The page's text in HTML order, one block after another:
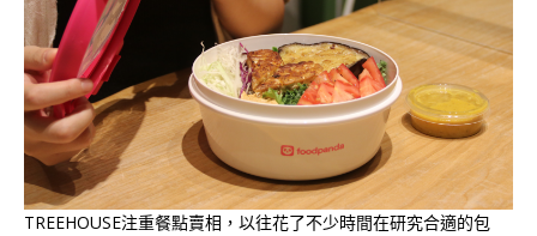
TREEHOUSE注重餐點賣相，以往花了不少時間在研究合適的包